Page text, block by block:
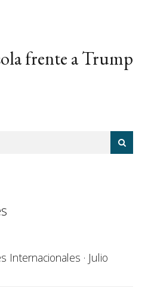
frente a Trump
Internacionales · Julio